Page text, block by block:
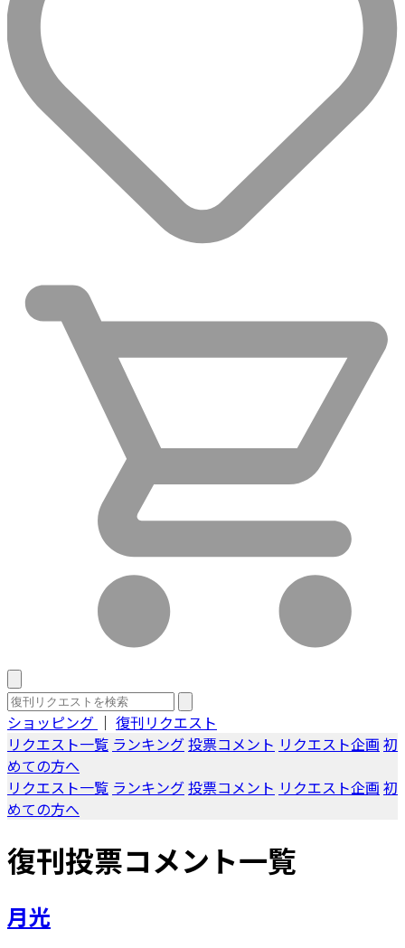
ショッピング ｜ 復刊リクエスト
リクエスト一覧 ランキング投票コメント リクエスト企画 初
めての方へ
リクエスト一覧 ランキング投票コメント リクエスト企画 初
めての方へ
復刊投票コメント一覧
月光